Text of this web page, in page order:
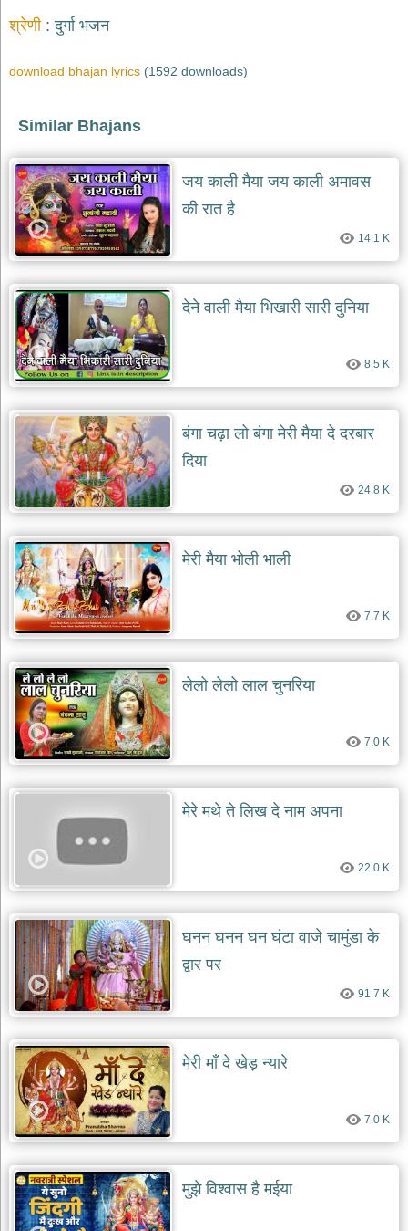
श्रेणी दुर्गा भजन
download bhajan lyrics (1592 downloads)
Similar Bhajans
जय काली मैया जय काली अमावस
की रात है
14.1 K
देने वाली मैया भिखारी सारी दुनिया
8.5 K
बंगा चढ़ा लो बंगा मेरी मैया दे दरबार
दिया
24.8 K
मेरी मैया भोली भाली
7.7 K
लेलो लेलो लाल चुनरिया
7.0 K
मेरे मथे ते लिख दे नाम अपना
22.0 K
घनन घनन घन घंटा वाजे चामुंडा के
द्वार पर
91.7 K
मेरी माँ दे खेड़ न्यारे
7.0 K
मुझे विश्वास है मईया